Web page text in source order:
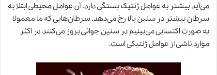
می‌آید بیشتر به عواملژنتیکبستگی دارد. آن عوامل محیطی ابتلا به
سرطان بیشتر در سنین بالا رخ می‌دهد. سرطان‌هایی که ما معمولا
به صورت اکتسابی می‌بینیم در سنین جوانی بروز می‌کنند در اکثر
موارد ناشی از عوامل ژنتیکی است.